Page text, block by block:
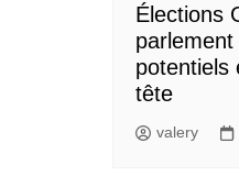
Élections
potentiels
tête
valery